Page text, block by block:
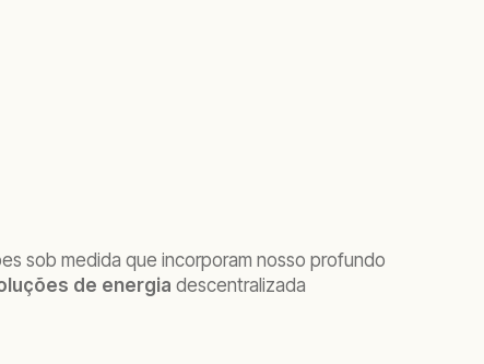
sob medida que incorporam nosso profundo
de energia descentralizada